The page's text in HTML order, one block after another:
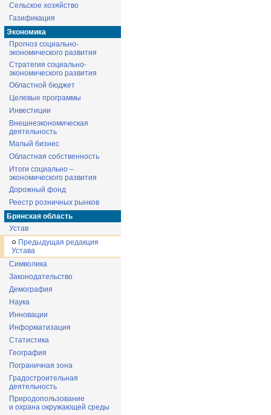
Сельское хозяйство
Газификация
Экономика
Прогноз социально-
экономического развития
Стратегия социально-
экономического развития
Областной бюджет
Целевые программы
Инвестиции
Внешнеэкономическая
деятельность
Малый бизнес
Областная собственность
Итоги социально –
экономического развития
Дорожный фонд
Реестр розничных рынков
Брянская область
Устав
Предыдущая редакция
Устава
Символика
Законодательство
Демография
Наука
Инновации
Информатизация
Статистика
География
Пограничная зона
Градостроительная
деятельность
Природопользование
и охрана окружающей среды